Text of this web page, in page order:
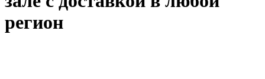
регион